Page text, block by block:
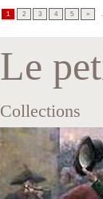
1 2 3 4 5 »
Le
Collections